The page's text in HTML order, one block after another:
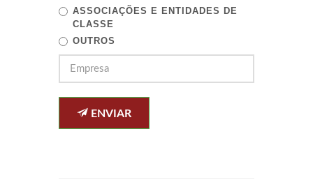
ASSOCIAÇÕES E ENTIDADES DE
CLASSE
OUTROS
ENVIAR